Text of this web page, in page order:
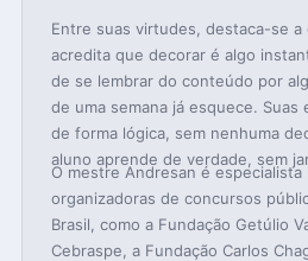
Entre suas virtudes, destaca-se a
acredita que decorar é algo
de se lembrar do conteúdo por
de uma semana já esquece. Suas
de forma lógica, sem nenhuma
aluno aprende de verdade, sem
O mestre Andresan é especialista
organizadoras de concursos
Brasil, como a Fundação Getúlio
Cebraspe, a Fundação Carlos